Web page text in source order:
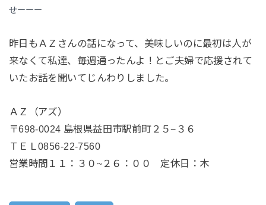
せーーー
昨日もＡＺさんの話になって、美味しいのに最初は人が
来なくて私達、毎週通ったんよ！とご夫婦で応援されて
いたお話を聞いてじんわりしました。
ＡＺ（アズ）
〒698-0024 島根県益田市駅前町２５−３６
ＴＥＬ0856-22-7560
営業時間１１：３０~２６：００ 定休日：木